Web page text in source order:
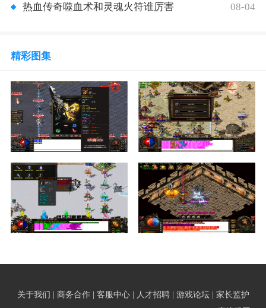
热血传奇噬血术和灵魂火符谁厉害 08-04
精彩图集
关于我们 | 商务合作 | 客服中心 | 人才招聘 | 游戏论坛 | 家长监护